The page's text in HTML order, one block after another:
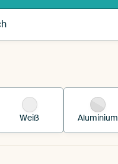
Textiltuch in deinen
Weiß Aluminium